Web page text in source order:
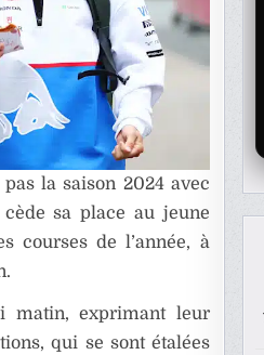
la saison 2024 avec
cède sa place au jeune
courses de l’année, à
matin, exprimant leur
qui se sont étalées